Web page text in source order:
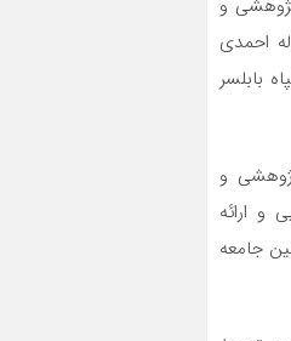
و
احمدی
بابلسر
و
و ارائه
جامعه